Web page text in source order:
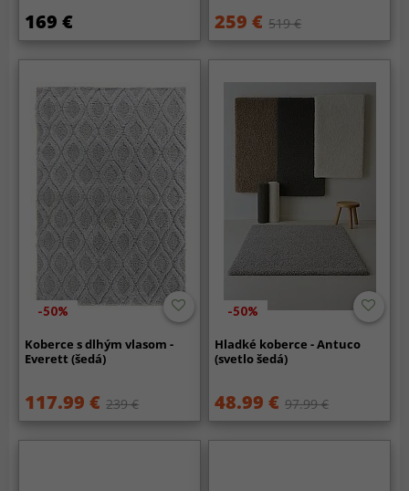
169 € 259 € 519 €
-50%
Koberce s dlhým vlasom -
Everett (šedá)
117.99 € 239 €
-50%
Hladké koberce - Antuco
(svetlo šedá)
48.99 € 97.99 €